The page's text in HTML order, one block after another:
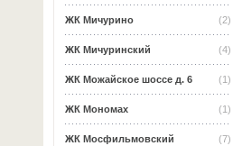
(2)
ЖК Мичурино
(4)
ЖК Мичуринский
(1)
ЖК Можайское шоссе д. 6
(1)
ЖК Мономах
(7)
ЖК Мосфильмовский